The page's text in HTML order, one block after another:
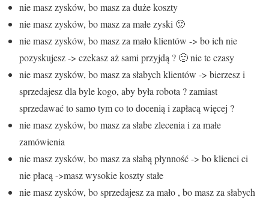
nie masz zysków, bo masz za duże koszty
nie masz zysków, bo masz za małe zyski 🙂
nie masz zysków, bo masz za mało klientów -> bo ich nie
pozyskujesz -> czekasz aż sami przyjdą ? 🙂 nie te czasy
nie masz zysków, bo masz za słabych klientów -> bierzesz i
sprzedajesz dla byle kogo, aby była robota ? zamiast
sprzedawać to samo tym co to docenią i zapłacą więcej ?
nie masz zysków, bo masz za słabe zlecenia i za małe
zamówienia
nie masz zysków, bo masz za słabą płynność -> bo klienci ci
nie płacą ->masz wysokie koszty stałe
nie masz zysków, bo sprzedajesz za mało , bo masz za słabych